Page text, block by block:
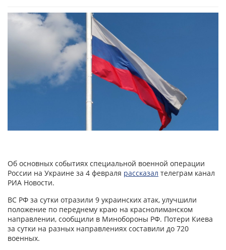
Об основных событиях специальной военной операции
России на Украине за 4 февраля рассказал телеграм канал
РИА Новости.
ВС РФ за сутки отразили 9 украинских атак, улучшили
положение по переднему краю на краснолиманском
направлении, сообщили в Минобороны РФ. Потери Киева
за сутки на разных направлениях составили до 720
военных.